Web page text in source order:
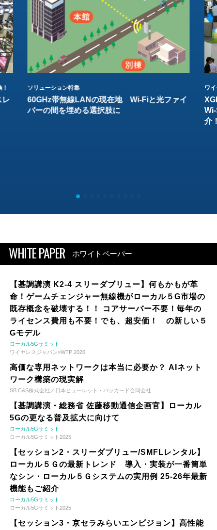
レ
ソリューション特集
60GHz帯無線LANの現在地 Wi-Fiと光ファイ
バーの間を埋める選択肢に
ワ
介
WHITE PAPER ホワイトペーパー
【基調講演 K2-4 スリーダブリュー】何もかもが革
命！ゲームチェンジャー無線機がローカル５G市場の
既存概念を破壊する！！ コアサーバー不要！毎年の
ライセンス費用も不要！でも、超安価！ の新しい５
Gモデル
ローカル5Gサミット
ワイヤレスジャパン×WTP 2026
高価な専用ネットワークは本当に必要か？ AIネット
ワーク構築の現実解
SB C&S株式会社／日本ヒューレット・パッカード合同会社
【基調講演・総務省 佐藤移動通信企画官】ローカル
5Gの更なる普及拡大に向けて
ローカル5Gサミット
ローカル5Gサミット2025
【セッション2・スリーダブリュー/SMFLレンタル】
ローカル５Ｇの最新トレンド 導入・実装が一番簡単
なシン・ローカル５Ｇシステムの実用例 25-26年最新
機能もご紹介
ローカル5Gサミット
ローカル5Gサミット2025
【セッション3・京セラみらいエンビジョン】高性能